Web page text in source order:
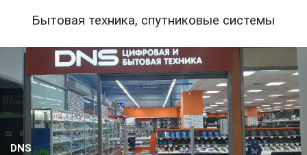
Бытовая техника, спутниковые системы
DNS